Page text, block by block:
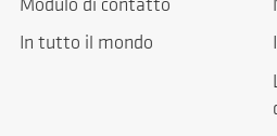
Modulo di contatto
In tutto il mondo